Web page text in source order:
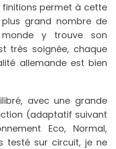
finitions permet à cette
grand nombre de
y trouve son
très soignée, chaque
allemande est bien
avec une grande
(adaptatif suivant
Eco, Normal,
testé sur circuit, je ne